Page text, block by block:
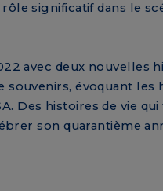
significatif dans le
avec deux nouvelles
évoquant les
Des histoires de vie
son quarantième